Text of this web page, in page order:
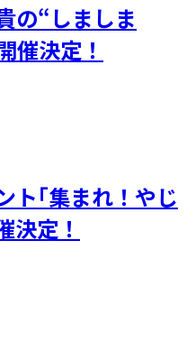
の“しましま
催決定！
ト｢集まれ！やじ
決定！